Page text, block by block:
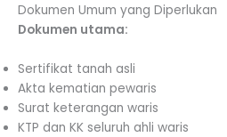
Dokumen Umum yang Diperlukan
Dokumen utama:
Sertifikat tanah asli
Akta kematian pewaris
Surat keterangan waris
KTP dan KK seluruh ahli waris